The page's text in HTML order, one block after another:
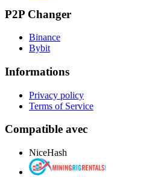
P2P Changer
Binance
Bybit
Informations
Privacy policy
Terms of Service
Compatible avec
NiceHash